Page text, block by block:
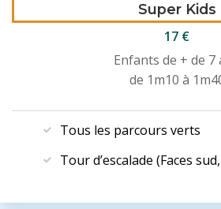
Super Kids
17 €
Enfants de + de 7
de 1m10 à
Tous les parcours verts
Tour d’escalade (Faces